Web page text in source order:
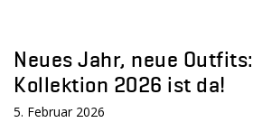
Neues Jahr, neue
Kollektion 2026 ist da!
5. Februar 2026